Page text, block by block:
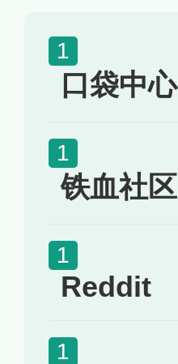
口袋中心
铁血社区
Reddit